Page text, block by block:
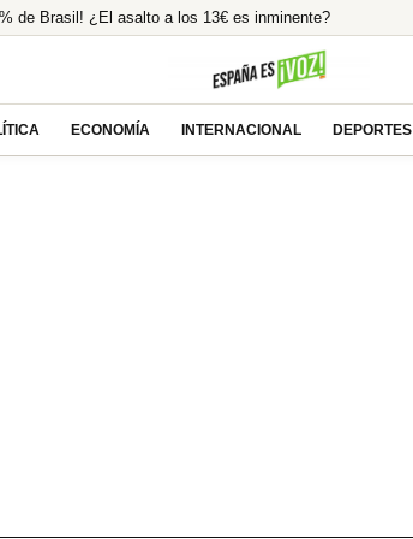
de Brasil! ¿El asalto a los 13€ es inminente?
Oculto! Su Pasión Ecuestre Te Dejará
ilegal tras la condena a Ábalos
ante las esperanzas de acuerdo entre EEUU
ECONOMÍA INTERNACIONAL DEPORTES